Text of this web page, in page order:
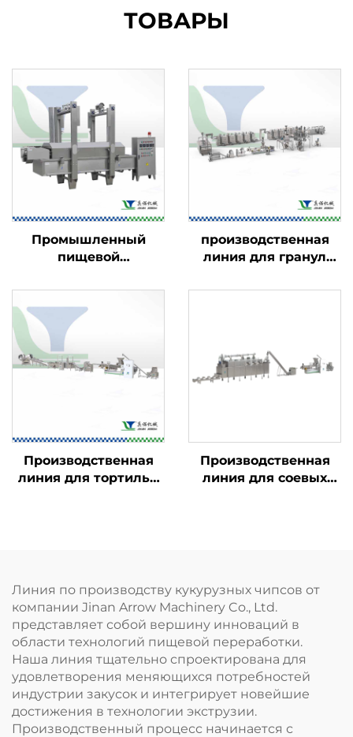
ТОВАРЫ
Промышленный
пищевой
производственная
линия для гранул
формате
Производственная
линия для тортильи
Производственная
линия для соевых
Линия по производству кукурузных чипсов от
компании Jinan Arrow Machinery Co., Ltd.
представляет собой вершину инноваций в
области технологий пищевой переработки.
Наша линия тщательно спроектирована для
удовлетворения меняющихся потребностей
индустрии закусок и интегрирует новейшие
достижения в технологии экструзии.
Производственный процесс начинается с